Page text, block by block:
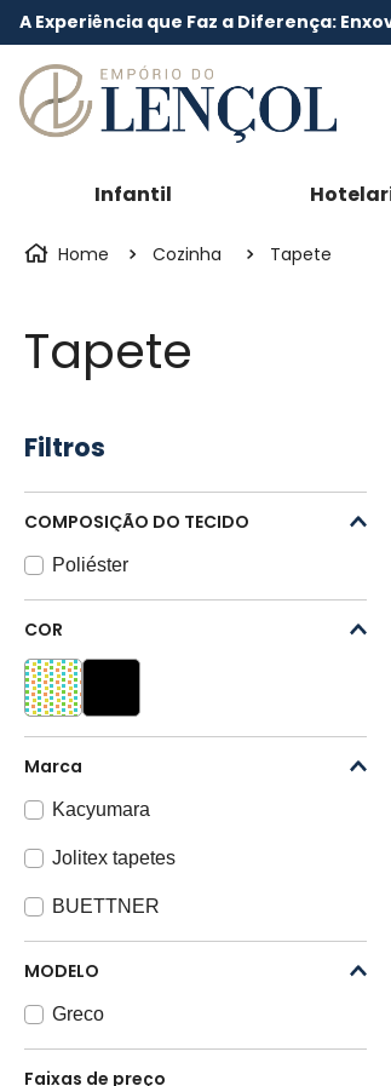
A Experiência que Faz a Diferença:
Infantil
Cozinha Tapete
Tapete
Filtros
COMPOSIÇÃO DO TECIDO
Poliéster
COR
Marca
Kacyumara
Jolitex tapetes
BUETTNER
MODELO
Greco
Faixas de preço